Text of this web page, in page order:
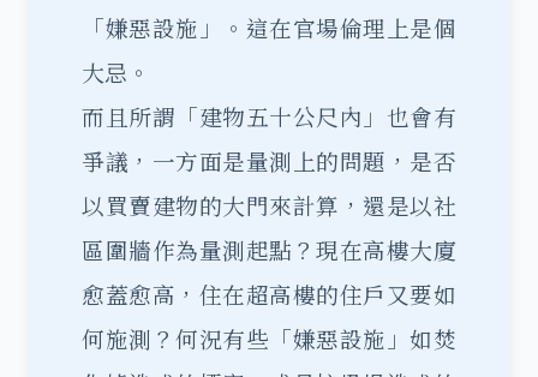
「嫌惡設施」。這在官場倫理上是個
大忌。
而且所謂「建物五十公尺內」也會有
爭議，一方面是量測上的問題，是否
以買賣建物的大門來計算，還是以社
區圍牆作為量測起點？現在高樓大廈
愈蓋愈高，住在超高樓的住戶又要如
何施測？何況有些「嫌惡設施」如焚